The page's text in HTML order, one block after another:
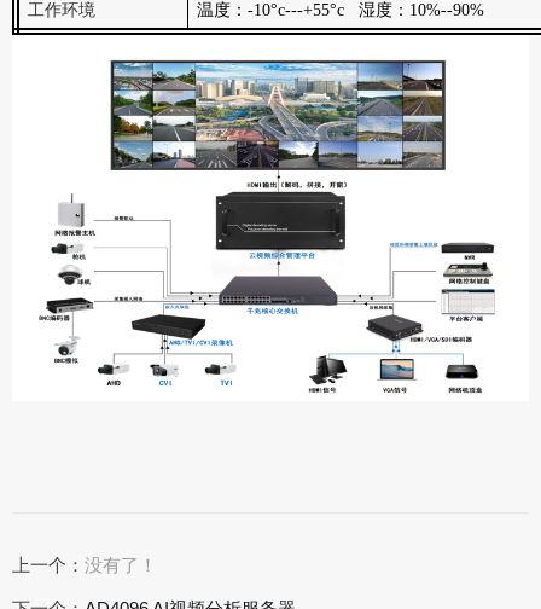
工作环境
温度：-10°c---+55°c 湿度：10%--90%
上一个： 没有了！